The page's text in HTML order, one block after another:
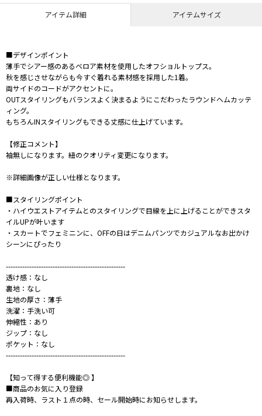
アイテム詳細 アイテムサイズ
■デザインポイント
薄手でシアー感のあるベロア素材を使用したオフショルトップス。
秋を感じさせながらも今すぐ着れる素材感を採用した1着。
両サイドのコードがアクセントに。
OUTスタイリングもバランスよく決まるようにこだわったラウンドヘムカッテ
ィング。
もちろんINスタイリングもできる丈感に仕上げています。
【修正コメント】
袖無しになります。紐のクオリティ変更になります。
※詳細画像が正しい仕様となります。
■スタイリングポイント
・ハイウエストアイテムとのスタイリングで目線を上に上げることができスタ
イルUPが叶います
・スカートでフェミニンに、OFFの日はデニムパンツでカジュアルなお出かけ
シーンにぴったり
---------------------------------------------------
透け感：なし
裏地：なし
生地の厚さ：薄手
洗濯：手洗い可
伸縮性：あり
ジップ：なし
ポケット：なし
---------------------------------------------------
【知って得する便利機能◎ 】
■商品のお気に入り登録
再入荷時、ラスト１点の時、セール開始時にお知らせします。